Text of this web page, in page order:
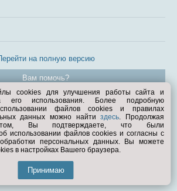
на полную версию
Вам помочь?
© Exist.ru 1998—2026
cookies для улучшения работы сайта и
его использования. Более подробную
файлов cookies и правилах
данных можно найтиздесь. Продолжая
Вы подтверждаете, что были
использовании файлов cookies и согласны с
персональных данных. Вы можете
в настройках Вашего браузера.
Принимаю